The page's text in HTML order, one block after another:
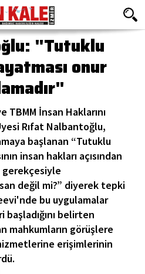
"Tutuklu
onur
İnsan Haklarını
Rıfat Nalbantoğlu,
başlanan “Tutuklu
insan hakları açısından
değil mi?” diyerek tepki
bu uygulamalar
belirten
mahkumların görüşlere
hizmetlerine erişimlerinin